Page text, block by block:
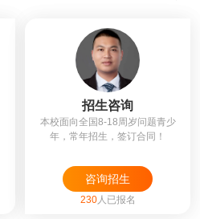
招生咨询
本校面向全国8-18周岁问题青少
年，常年招生，签订合同！
咨询招生
230人已报名